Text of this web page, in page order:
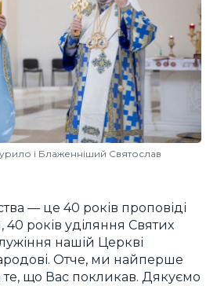
і Блаженніший Святослав
— це 40 років проповіді
40 років уділяння Святих
нашій Церкві
Отче, ми найперше
те, що Вас покликав. Дякуємо